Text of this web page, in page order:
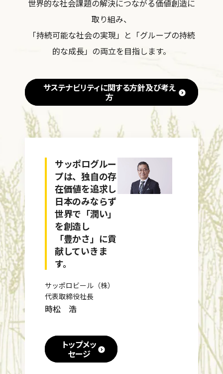
世界的な社会課題の解決につながる価値創造に
取り組み、
「持続可能な社会の実現」と「グループの持続
的な成長」の両立を目指します。
サステナビリティに関する方針及び考え
方
サッポログルー
プは、独自の存
在価値を追求し
日本のみならず
世界で「潤い」
を創造し
「豊かさ」に貢
献していきま
す。
サッポロビール（株）
代表取締役社長
時松 浩
トップメッ
セージ